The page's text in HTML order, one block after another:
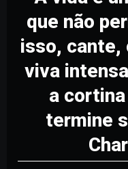
que não
isso, cante,
viva
a
termine